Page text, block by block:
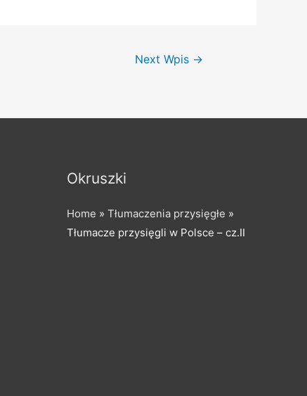
Next Wpis →
Okruszki
Home » Tłumaczenia przysięgłe »
Tłumacze przysięgli w Polsce – cz.II